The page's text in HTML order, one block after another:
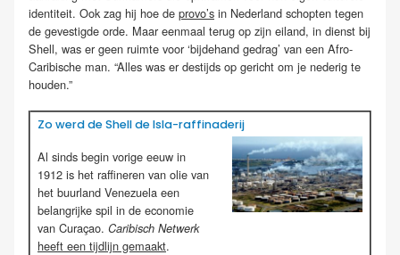
identiteit. Ook zag hij hoe de provo’s in Nederland schopten tegen
de gevestigde orde. Maar eenmaal terug op zijn eiland, in dienst bij
Shell, was er geen ruimte voor ‘bijdehand gedrag’ van een Afro-
Caribische man. “Alles was er destijds op gericht om je nederig te
houden.”
Zo werd de Shell de Isla-raffinaderij
Al sinds begin vorige eeuw in
1912 is het raffineren van olie van
het buurland Venezuela een
belangrijke spil in de economie
van Curaçao. Caribisch Netwerk
heeft een tijdlijn gemaakt.